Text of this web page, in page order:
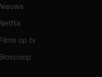
Nieuws
Netflix
Films op tv
Bioscoop